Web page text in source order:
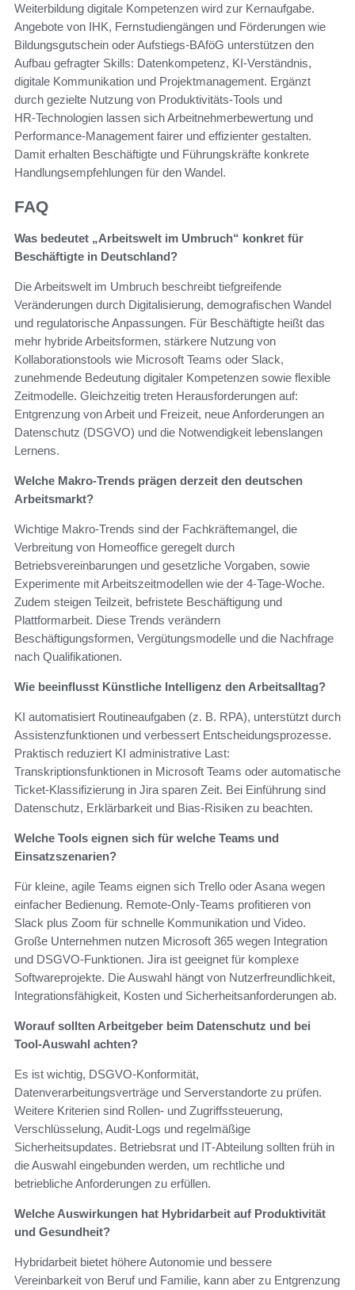
Weiterbildung digitale Kompetenzen wird zur Kernaufgabe.
Angebote von IHK, Fernstudiengängen und Förderungen wie
Bildungsgutschein oder Aufstiegs‑BAföG unterstützen den
Aufbau gefragter Skills: Datenkompetenz, KI‑Verständnis,
digitale Kommunikation und Projektmanagement. Ergänzt
durch gezielte Nutzung von Produktivitäts‑Tools und
HR‑Technologien lassen sich Arbeitnehmerbewertung und
Performance‑Management fairer und effizienter gestalten.
Damit erhalten Beschäftigte und Führungskräfte konkrete
Handlungsempfehlungen für den Wandel.
FAQ
Was bedeutet „Arbeitswelt im Umbruch“ konkret für
Beschäftigte in Deutschland?
Die Arbeitswelt im Umbruch beschreibt tiefgreifende
Veränderungen durch Digitalisierung, demografischen Wandel
und regulatorische Anpassungen. Für Beschäftigte heißt das
mehr hybride Arbeitsformen, stärkere Nutzung von
Kollaborationstools wie Microsoft Teams oder Slack,
zunehmende Bedeutung digitaler Kompetenzen sowie flexible
Zeitmodelle. Gleichzeitig treten Herausforderungen auf:
Entgrenzung von Arbeit und Freizeit, neue Anforderungen an
Datenschutz (DSGVO) und die Notwendigkeit lebenslangen
Lernens.
Welche Makro-Trends prägen derzeit den deutschen
Arbeitsmarkt?
Wichtige Makro-Trends sind der Fachkräftemangel, die
Verbreitung von Homeoffice geregelt durch
Betriebsvereinbarungen und gesetzliche Vorgaben, sowie
Experimente mit Arbeitszeitmodellen wie der 4‑Tage‑Woche.
Zudem steigen Teilzeit, befristete Beschäftigung und
Plattformarbeit. Diese Trends verändern
Beschäftigungsformen, Vergütungsmodelle und die Nachfrage
nach Qualifikationen.
Wie beeinflusst Künstliche Intelligenz den Arbeitsalltag?
KI automatisiert Routineaufgaben (z. B. RPA), unterstützt durch
Assistenzfunktionen und verbessert Entscheidungsprozesse.
Praktisch reduziert KI administrative Last:
Transkriptionsfunktionen in Microsoft Teams oder automatische
Ticket-Klassifizierung in Jira sparen Zeit. Bei Einführung sind
Datenschutz, Erklärbarkeit und Bias-Risiken zu beachten.
Welche Tools eignen sich für welche Teams und
Einsatzszenarien?
Für kleine, agile Teams eignen sich Trello oder Asana wegen
einfacher Bedienung. Remote-Only-Teams profitieren von
Slack plus Zoom für schnelle Kommunikation und Video.
Große Unternehmen nutzen Microsoft 365 wegen Integration
und DSGVO‑Funktionen. Jira ist geeignet für komplexe
Softwareprojekte. Die Auswahl hängt von Nutzerfreundlichkeit,
Integrationsfähigkeit, Kosten und Sicherheitsanforderungen ab.
Worauf sollten Arbeitgeber beim Datenschutz und bei
Tool-Auswahl achten?
Es ist wichtig, DSGVO-Konformität,
Datenverarbeitungsverträge und Serverstandorte zu prüfen.
Weitere Kriterien sind Rollen- und Zugriffssteuerung,
Verschlüsselung, Audit-Logs und regelmäßige
Sicherheitsupdates. Betriebsrat und IT‑Abteilung sollten früh in
die Auswahl eingebunden werden, um rechtliche und
betriebliche Anforderungen zu erfüllen.
Welche Auswirkungen hat Hybridarbeit auf Produktivität
und Gesundheit?
Hybridarbeit bietet höhere Autonomie und bessere
Vereinbarkeit von Beruf und Familie, kann aber zu Entgrenzung